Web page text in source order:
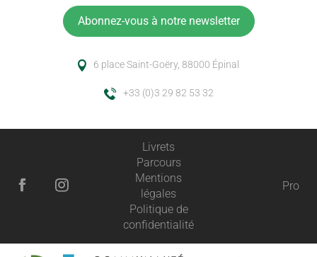
Abonnez-vous à notre newsletter
6 place Saint-Goëry, 88000 Épinal
+33 (0)3 29 82 53 32
Livrets
Parcours
Mentions
légales
Politique de
confidentialité
Pro